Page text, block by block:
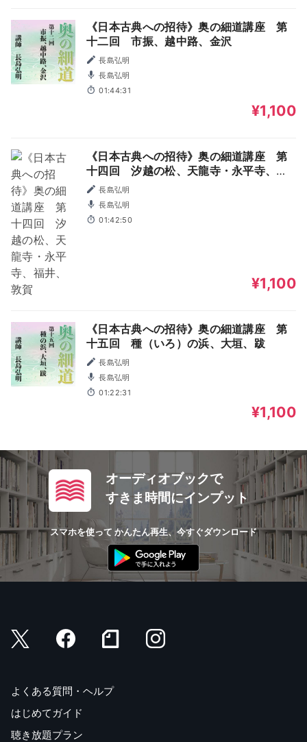
《日本古典への招待》奥の細道講座 第
十二回 市振、越中路、金沢
長島弘明
長島弘明
01:44:31
¥1,100
《日本古典への招待》奥の細道講座 第
十四回 汐越の松、天龍寺・永平寺、福
井、敦賀
長島弘明
長島弘明
01:42:50
¥1,100
《日本古典への招待》奥の細道講座 第
十五回 種（いろ）の浜、大垣、跋
長島弘明
長島弘明
01:22:31
¥1,100
オーディオブックで
すきま時間にインプット
スマホを使って かんたん再生、今すぐダウンロード
よくある質問・ヘルプ
はじめてガイド
聴き放題プラン